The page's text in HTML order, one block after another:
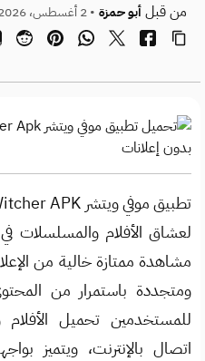
من قبلأبو حمزة • 2 أغسطس، 2026
مشاهدة ممتازة خالية من
ومتجددة باستمرار من
للمستخدمين تحميل
اتصال بالإنترنت، ويتميز